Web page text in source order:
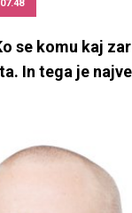
se komu kaj
In tega je